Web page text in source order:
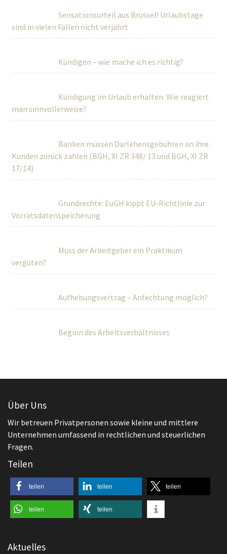
Sensationsurteil aus Brüssel! Urlaubstage
sind in vielen Fällen nicht verjährt
Kündigen – wie mache ich es richtig?
Kündigung im Urlaub erhalten. Wie reagiert
man sinnvollerweise?
Banken müssen Darlehensgebühren an ihre
Kunden zurück zahlen (BGH, XI ZR 348/ 13 und BGH, XI ZR
17/14)
Grundrechte: EuGH kippt EU-Richtlinie zur
Vorratsdatenspeicherung
Muss der Arbeitgeber ein Praktikum
vergüten?
Aufhebungsvertrag – Anfechtung möglich?
Beginn des Arbeitsverhältnisses
Über Uns
Wir betreuen Privatpersonen sowie kleine und mittlere
Unternehmen umfassend in rechtlichen und steuerlichen
Fragen.
Teilen
teilen teilen teilen
teilen teilen
Aktuelles